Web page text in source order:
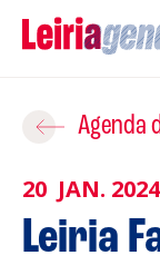
Sobre
Agenda
20 JAN. 2024
Leiria
Adicionar
ROTEIROS